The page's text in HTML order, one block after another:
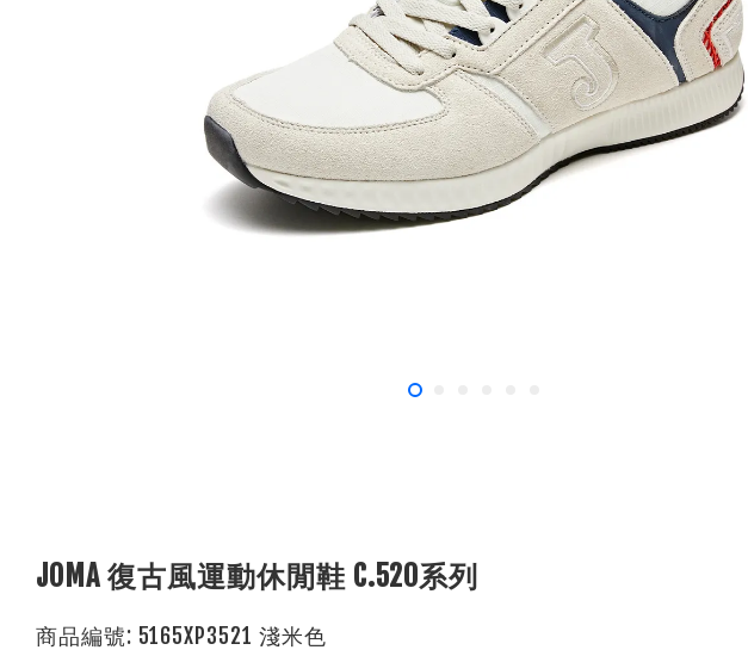
JOMA 復古風運動休閒鞋 C.520系列
商品編號: 5165XP3521 淺米色